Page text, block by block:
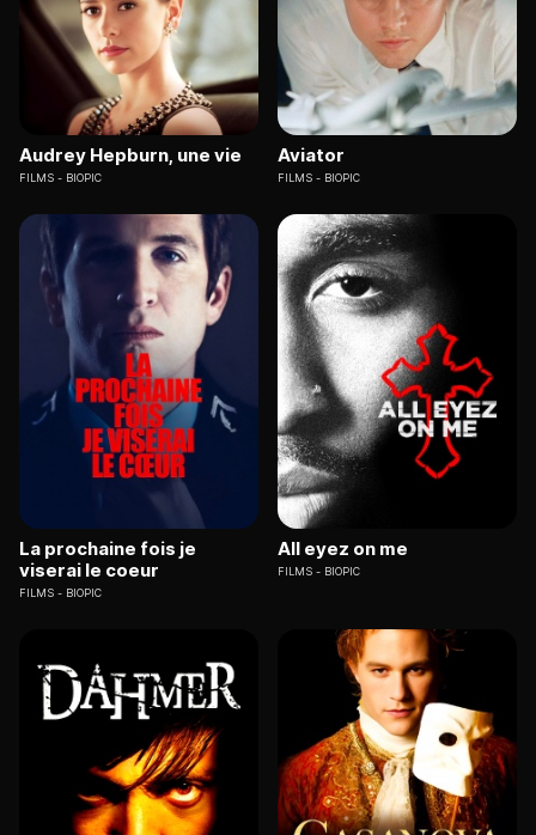
Audrey Hepburn, une vie
FILMS BIOPIC
Aviator
FILMS BIOPIC
La prochaine fois je
viserai le coeur
FILMS BIOPIC
All eyez on me
FILMS BIOPIC